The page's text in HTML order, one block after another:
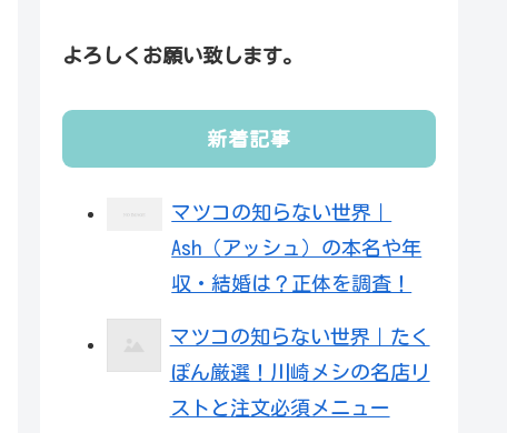
よろしくお願い致します。
新着記事
マツコの知らない世界｜
Ash（アッシュ）の本名や年
収・結婚は？正体を調査！
マツコの知らない世界｜たく
ぽん厳選！川崎メシの名店リ
ストと注文必須メニュー